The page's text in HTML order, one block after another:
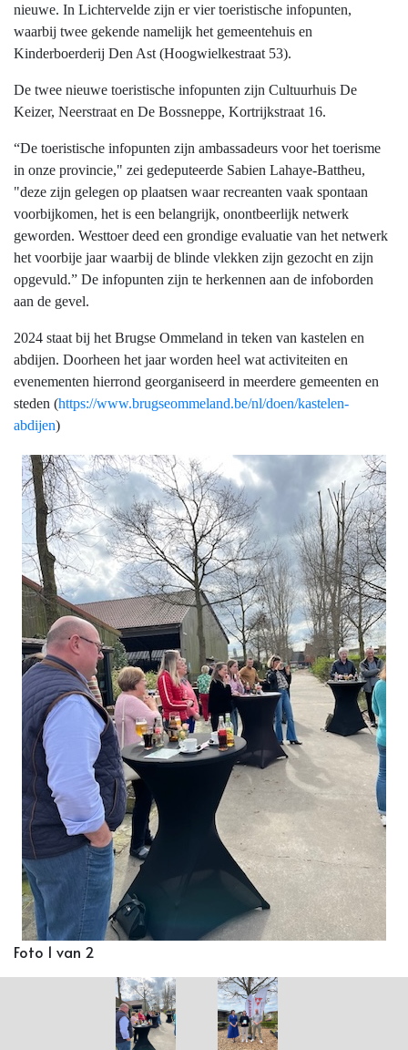
nieuwe. In Lichtervelde zijn er vier toeristische infopunten,
waarbij twee gekende namelijk het gemeentehuis en
Kinderboerderij Den Ast (Hoogwielkestraat 53).
De twee nieuwe toeristische infopunten zijn Cultuurhuis De
Keizer, Neerstraat en De Bossneppe, Kortrijkstraat 16.
“De toeristische infopunten zijn ambassadeurs voor het toerisme
in onze provincie," zei gedeputeerde Sabien Lahaye-Battheu,
"deze zijn gelegen op plaatsen waar recreanten vaak spontaan
voorbijkomen, het is een belangrijk, onontbeerlijk netwerk
geworden. Westtoer deed een grondige evaluatie van het netwerk
het voorbije jaar waarbij de blinde vlekken zijn gezocht en zijn
opgevuld.” De infopunten zijn te herkennen aan de infoborden
aan de gevel.
2024 staat bij het Brugse Ommeland in teken van kastelen en
abdijen. Doorheen het jaar worden heel wat activiteiten en
evenementen hierrond georganiseerd in meerdere gemeenten en
steden (https://www.brugseommeland.be/nl/doen/kastelen-
abdijen)
Foto 1 van 2